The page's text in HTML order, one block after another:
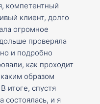
компетентный
клиент, долго
огромное
проверяла
и подробно
как проходит
образом
итоге, спустя
состоялась, и я